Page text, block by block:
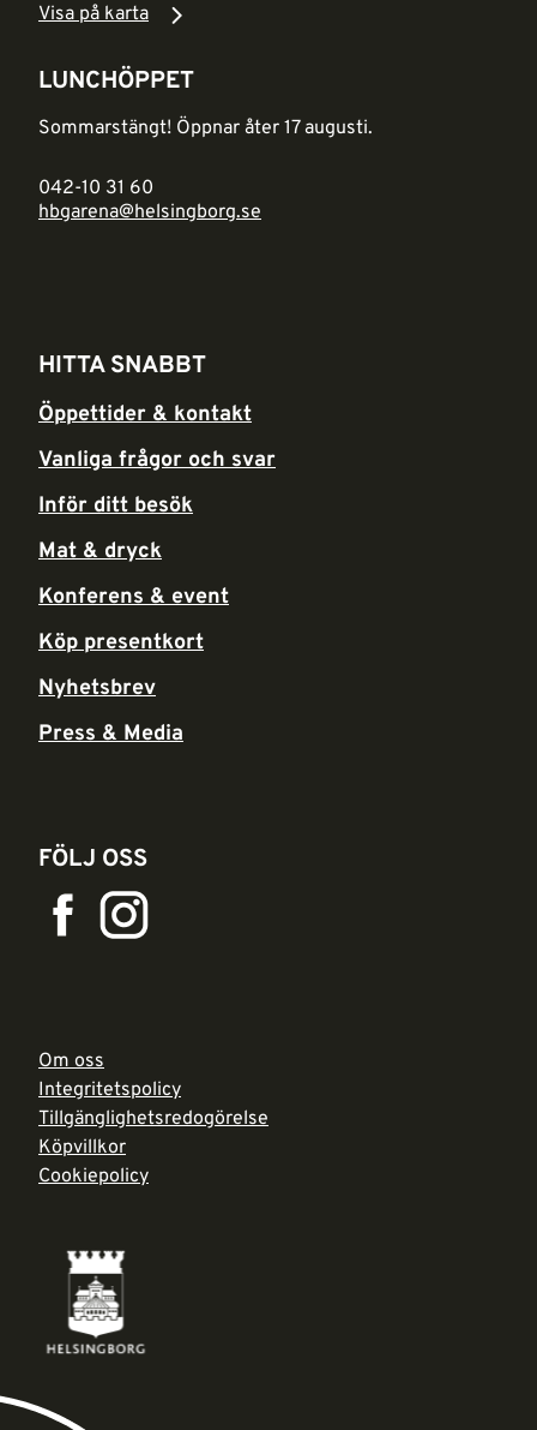
Visa på karta
LUNCHÖPPET
Sommarstängt! Öppnar åter 17 augusti.
042-10 31 60
hbgarena@helsingborg.se
HITTA SNABBT
Öppettider & kontakt
Vanliga frågor och svar
Inför ditt besök
Mat & dryck
Konferens & event
Köp presentkort
Nyhetsbrev
Press & Media
FÖLJ OSS
Om oss
Integritetspolicy
Tillgänglighetsredogörelse
Köpvillkor
Cookiepolicy